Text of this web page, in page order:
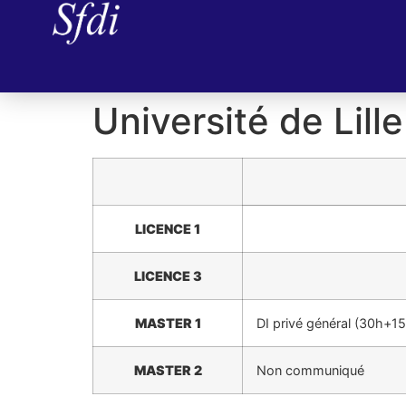
Université de
LICENCE 1
LICENCE 3
MASTER 1 DI privé général
MASTER 2 Non communiqué